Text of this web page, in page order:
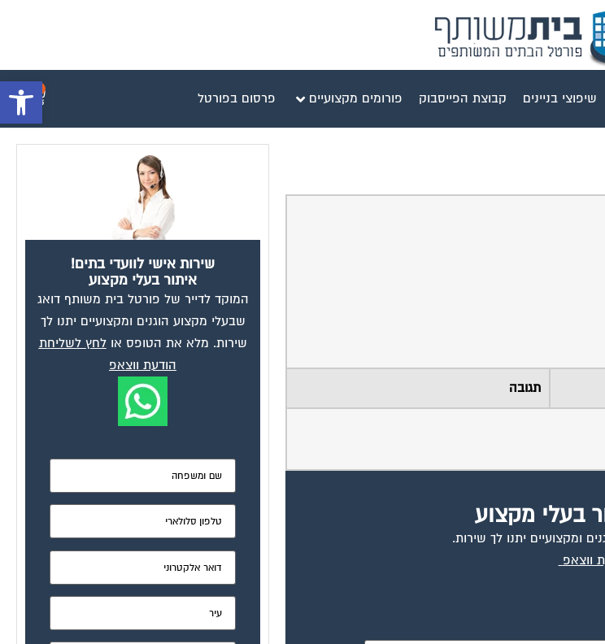
פתח שיפוצי בניינים קבוצת הפייסבוק פורומים מקצועיים פרסום בפורטל
תגובה
בעלי מקצוע
ומקצועיים יתנו לך שירות.
ווצאפ
שירות אישי לוועדי בתים!
איתור בעלי מקצוע
המוקד לדייר של פורטל בית משותף דואג
שבעלי מקצוע הוגנים ומקצועיים יתנו לך
שירות. מלא את הטופס אולחץ לשליחת
הודעת ווצאפ